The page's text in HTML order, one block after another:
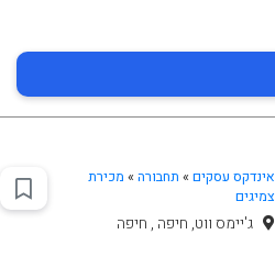
אינדקס עסקים » תחבורה» מכירת
צמיגים
ג'יימס ווט, חיפה , חיפה